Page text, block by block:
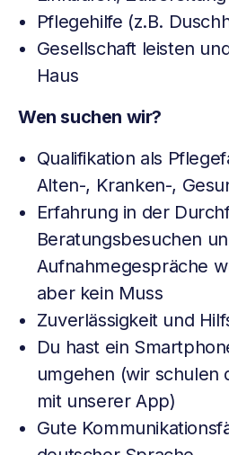
Pflegehilfe (z.B.
Gesellschaft leisten
Haus
Wen suchen wir?
Qualifikation als
Alten-, Kranken-,
Erfahrung in der
Beratungsbesuchen
Aufnahmegespräche
aber kein Muss
Zuverlässigkeit und
Du hast ein
umgehen (wir schulen
mit unserer App)
Gute